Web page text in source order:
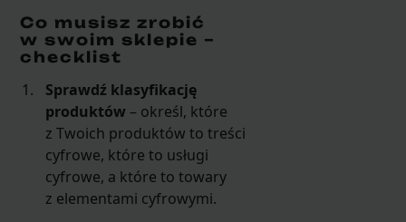
Co musisz zrobić
w swoim sklepie –
checklist
Sprawdź klasyfikację
produktów – określ, które
z Twoich produktów to treści
cyfrowe, które to usługi
cyfrowe, a które to towary
z elementami cyfrowymi.